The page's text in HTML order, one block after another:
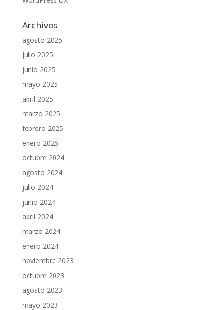
Archivos
agosto 2025
julio 2025
junio 2025
mayo 2025
abril 2025
marzo 2025
febrero 2025
enero 2025
octubre 2024
agosto 2024
julio 2024
junio 2024
abril 2024
marzo 2024
enero 2024
noviembre 2023
octubre 2023
agosto 2023
mayo 2023